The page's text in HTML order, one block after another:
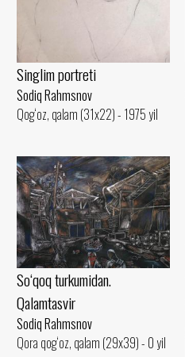
Singlim portreti
Sodiq Rahmsnov
Qog‘oz, qalam (31x22) - 1975 yil
So‘qoq turkumidan.
Qalamtasvir
Sodiq Rahmsnov
Qora qog‘oz, qalam (29x39) - 0 yil